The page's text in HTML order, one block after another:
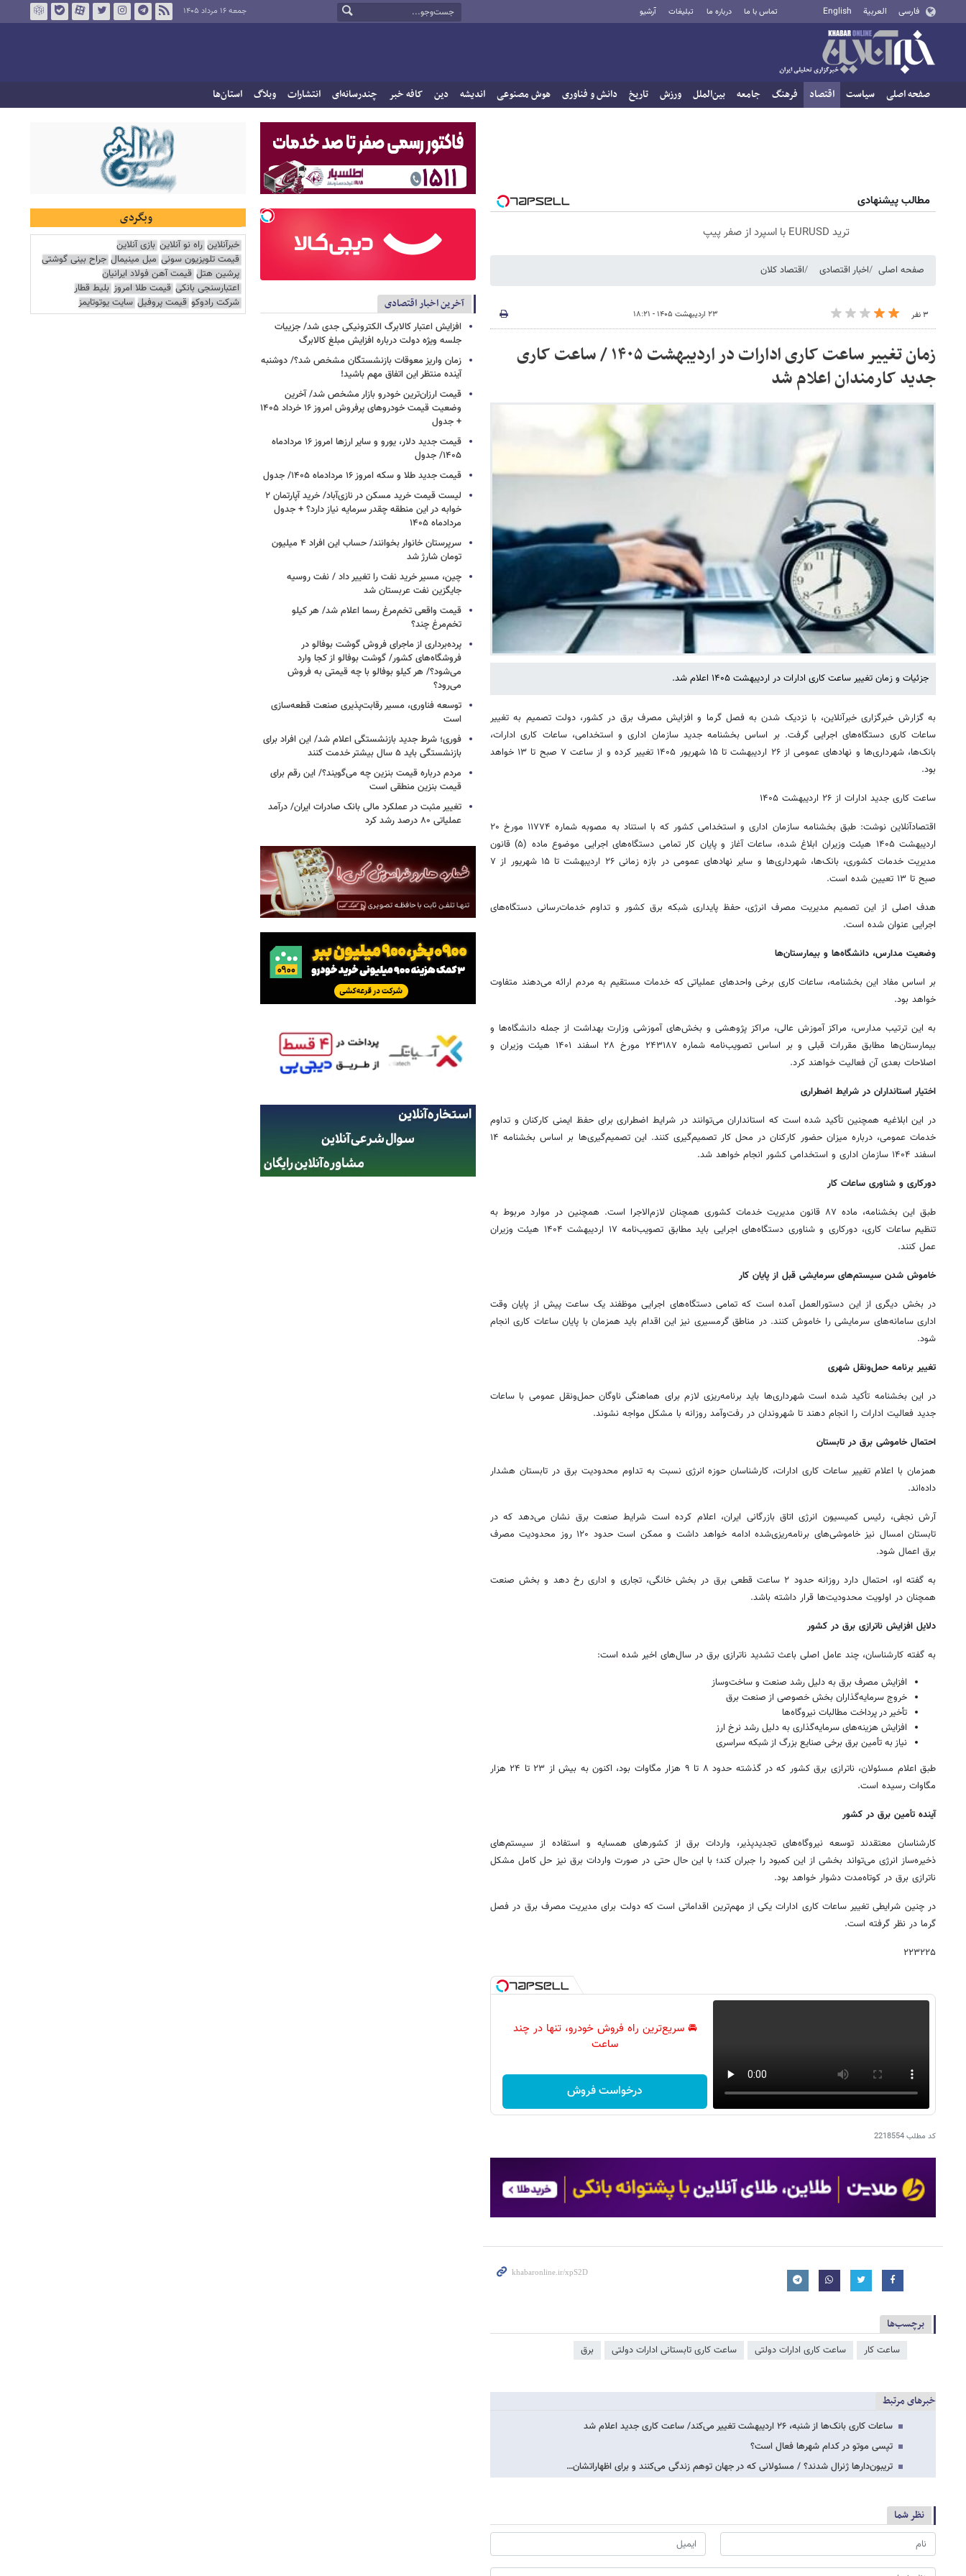
فارسی العربية English تماس با ما درباره ما تبلیغات آرشیو جمعه ۱۶ مرداد ۱۴۰۵
صفحه اصلی سیاست اقتصاد فرهنگ جامعه بین‌الملل ورزش تاریخ دانش و فناوری هوش مصنوعی اندیشه دین کافه خبر چندرسانه‌ای انتشارات وبلاگ استان‌ها
مطالب پیشنهادی
ترید EURUSD با اسپرد از صفر پیپ
صفحه اصلی اخبار اقتصادی اقتصاد کلان
۳ نفر ۲۳ اردیبهشت ۱۴۰۵ - ۱۸:۲۱
زمان تغییر ساعت کاری ادارات در اردیبهشت ۱۴۰۵ / ساعت کاری
جدید کارمندان اعلام شد
جزئیات و زمان تغییر ساعت کاری ادارات در اردیبهشت ۱۴۰۵ اعلام شد.
به گزارش خبرگزاری خبرآنلاین، با نزدیک شدن به فصل گرما و افزایش مصرف برق در کشور، دولت تصمیم به تغییر
ساعات کاری دستگاه‌های اجرایی گرفت. بر اساس بخشنامه جدید سازمان اداری و استخدامی، ساعات کاری ادارات،
بانک‌ها، شهرداری‌ها و نهادهای عمومی از ۲۶ اردیبهشت تا ۱۵ شهریور ۱۴۰۵ تغییر کرده و از ساعت ۷ صبح تا ۱۳ خواهد
بود.
ساعت کاری جدید ادارات از ۲۶ اردیبهشت ۱۴۰۵
اقتصادآنلاین نوشت: طبق بخشنامه سازمان اداری و استخدامی کشور که با استناد به مصوبه شماره ۱۱۷۷۴ مورخ ۲۰
اردیبهشت ۱۴۰۵ هیئت وزیران ابلاغ شده، ساعات آغاز و پایان کار تمامی دستگاه‌های اجرایی موضوع ماده (۵) قانون
مدیریت خدمات کشوری، بانک‌ها، شهرداری‌ها و سایر نهادهای عمومی در بازه زمانی ۲۶ اردیبهشت تا ۱۵ شهریور از ۷
صبح تا ۱۳ تعیین شده است.
هدف اصلی از این تصمیم مدیریت مصرف انرژی، حفظ پایداری شبکه برق کشور و تداوم خدمات‌رسانی دستگاه‌های
اجرایی عنوان شده است.
وضعیت مدارس، دانشگاه‌ها و بیمارستان‌ها
بر اساس مفاد این بخشنامه، ساعات کاری برخی واحدهای عملیاتی که خدمات مستقیم به مردم ارائه می‌دهند متفاوت
خواهد بود.
به این ترتیب مدارس، مراکز آموزش عالی، مراکز پژوهشی و بخش‌های آموزشی وزارت بهداشت از جمله دانشگاه‌ها و
بیمارستان‌ها مطابق مقررات قبلی و بر اساس تصویب‌نامه شماره ۲۴۳۱۸۷ مورخ ۲۸ اسفند ۱۴۰۱ هیئت وزیران و
اصلاحات بعدی آن فعالیت خواهند کرد.
اختیار استانداران در شرایط اضطراری
در این ابلاغیه همچنین تأکید شده است که استانداران می‌توانند در شرایط اضطراری برای حفظ ایمنی کارکنان و تداوم
خدمات عمومی، درباره میزان حضور کارکنان در محل کار تصمیم‌گیری کنند. این تصمیم‌گیری‌ها بر اساس بخشنامه ۱۴
اسفند ۱۴۰۴ سازمان اداری و استخدامی کشور انجام خواهد شد.
دورکاری و شناوری ساعات کار
طبق این بخشنامه، ماده ۸۷ قانون مدیریت خدمات کشوری همچنان لازم‌الاجرا است. همچنین در موارد مربوط به
تنظیم ساعات کاری، دورکاری و شناوری دستگاه‌های اجرایی باید مطابق تصویب‌نامه ۱۷ اردیبهشت ۱۴۰۴ هیئت وزیران
عمل کنند.
خاموش شدن سیستم‌های سرمایشی قبل از پایان کار
در بخش دیگری از این دستورالعمل آمده است که تمامی دستگاه‌های اجرایی موظفند یک ساعت پیش از پایان وقت
اداری سامانه‌های سرمایشی را خاموش کنند. در مناطق گرمسیری نیز این اقدام باید همزمان با پایان ساعات کاری انجام
شود.
تغییر برنامه حمل‌ونقل شهری
در این بخشنامه تأکید شده است شهرداری‌ها باید برنامه‌ریزی لازم برای هماهنگی ناوگان حمل‌ونقل عمومی با ساعات
جدید فعالیت ادارات را انجام دهند تا شهروندان در رفت‌وآمد روزانه با مشکل مواجه نشوند.
احتمال خاموشی برق در تابستان
همزمان با اعلام تغییر ساعات کاری ادارات، کارشناسان حوزه انرژی نسبت به تداوم محدودیت برق در تابستان هشدار
داده‌اند.
آرش نجفی، رئیس کمیسیون انرژی اتاق بازرگانی ایران، اعلام کرده است شرایط صنعت برق نشان می‌دهد که در
تابستان امسال نیز خاموشی‌های برنامه‌ریزی‌شده ادامه خواهد داشت و ممکن است حدود ۱۲۰ روز محدودیت مصرف
برق اعمال شود.
به گفته او، احتمال دارد روزانه حدود ۲ ساعت قطعی برق در بخش خانگی، تجاری و اداری رخ دهد و بخش صنعت
همچنان در اولویت محدودیت‌ها قرار داشته باشد.
دلایل افزایش ناترازی برق در کشور
به گفته کارشناسان، چند عامل اصلی باعث تشدید ناترازی برق در سال‌های اخیر شده است:
افزایش مصرف برق به دلیل رشد صنعت و ساخت‌وساز
خروج سرمایه‌گذاران بخش خصوصی از صنعت برق
تأخیر در پرداخت مطالبات نیروگاه‌ها
افزایش هزینه‌های سرمایه‌گذاری به دلیل رشد نرخ ارز
نیاز به تأمین برق برخی صنایع بزرگ از شبکه سراسری
طبق اعلام مسئولان، ناترازی برق کشور که در گذشته حدود ۸ تا ۹ هزار مگاوات بود، اکنون به بیش از ۲۳ تا ۲۴ هزار
مگاوات رسیده است.
آینده تأمین برق در کشور
کارشناسان معتقدند توسعه نیروگاه‌های تجدیدپذیر، واردات برق از کشورهای همسایه و استفاده از سیستم‌های
ذخیره‌ساز انرژی می‌تواند بخشی از این کمبود را جبران کند؛ با این حال حتی در صورت واردات برق نیز حل کامل مشکل
ناترازی برق در کوتاه‌مدت دشوار خواهد بود.
در چنین شرایطی تغییر ساعات کاری ادارات یکی از مهم‌ترین اقداماتی است که دولت برای مدیریت مصرف برق در فصل
گرما در نظر گرفته است.
۲۲۳۲۲۵
🚘 سریع‌ترین راه فروش خودرو، تنها در چند
ساعت
درخواست فروش
کد مطلب2218554
برچسب‌ها
ساعت کار ساعت کاری ادارات دولتی ساعت کاری تابستانی ادارات دولتی برق
خبرهای مرتبط
ساعات کاری بانک‌ها از شنبه، ۲۶ اردیبهشت تغییر می‌کند/ ساعت کاری جدید اعلام شد
تپسی موتو در کدام شهرها فعال است؟
تریبون‌دارها ژنرال شدند؟ / مسئولانی که در جهان توهم زندگی می‌کنند و برای اظهاراتشان…
نظر شما
آخرین اخبار اقتصادی
افزایش اعتبار کالابرگ الکترونیکی جدی شد/ جزییات
جلسه ویژه دولت درباره افزایش مبلغ کالابرگ
زمان واریز معوقات بازنشستگان مشخص شد؟/ دوشنبه
آینده منتظر این اتفاق مهم باشید!
قیمت ارزان‌ترین خودرو بازار مشخص شد/ آخرین
وضعیت قیمت خودروهای پرفروش امروز ۱۶ خرداد ۱۴۰۵
+ جدول
قیمت جدید دلار، یورو و سایر ارزها امروز ۱۶ مردادماه
۱۴۰۵/ جدول
قیمت جدید طلا و سکه امروز ۱۶ مردادماه ۱۴۰۵/ جدول
لیست قیمت خرید مسکن در نازی‌آباد/ خرید آپارتمان ۲
خوابه در این منطقه چقدر سرمایه نیاز دارد؟ + جدول
مردادماه ۱۴۰۵
سرپرستان خانوار بخوانند/ حساب این افراد ۴ میلیون
تومان شارژ شد
چین، مسیر خرید نفت را تغییر داد / نفت روسیه
جایگزین نفت عربستان شد
قیمت واقعی تخم‌مرغ رسما اعلام شد/ هر کیلو
تخم‌مرغ چند؟
پرده‌برداری از ماجرای فروش گوشت بوفالو در
فروشگاه‌های کشور/ گوشت بوفالو از کجا وارد
می‌شود؟/ هر کیلو بوفالو با چه قیمتی به فروش
می‌رود؟
توسعه فناوری، مسیر رقابت‌پذیری صنعت قطعه‌سازی
است
فوری؛ شرط جدید بازنشستگی اعلام شد/ این افراد برای
بازنشستگی باید ۵ سال بیشتر خدمت کنند
مردم درباره قیمت بنزین چه می‌گویند؟/ این رقم برای
قیمت بنزین منطقی است
تغییر مثبت در عملکرد مالی بانک صادرات ایران/ درآمد
عملیاتی ۸۰ درصد رشد کرد
وبگردی
خبرآنلاین راه نو آنلاین بازی آنلاین
قیمت تلویزیون سونی مبل مینیمال جراح بینی گوشتی
پرشین هتل قیمت آهن فولاد ایرانیان
اعتبارسنجی بانکی قیمت طلا امروز بلیط قطار
شرکت رادوکو قیمت پروفیل سایت یوتوتایمز